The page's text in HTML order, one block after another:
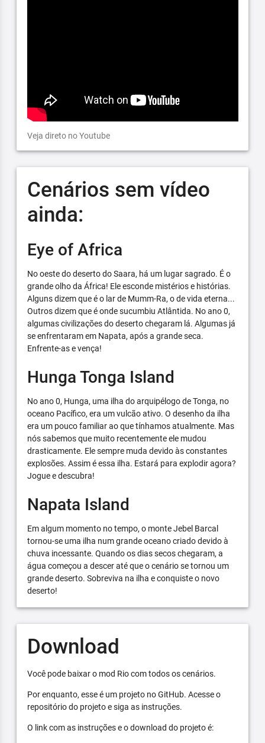
Veja direto no Youtube
Cenários sem vídeo
ainda:
Eye of Africa
No oeste do deserto do Saara, há um lugar sagrado. É o
grande olho da África! Ele esconde mistérios e histórias.
Alguns dizem que é o lar de Mumm-Ra, o de vida eterna...
Outros dizem que é onde sucumbiu Atlântida. No ano 0,
algumas civilizações do deserto chegaram lá. Algumas já
se enfrentaram em Napata, após a grande seca.
Enfrente-as e vença!
Hunga Tonga Island
No ano 0, Hunga, uma ilha do arquipélogo de Tonga, no
oceano Pacífico, era um vulcão ativo. O desenho da ilha
era um pouco familiar ao que tínhamos atualmente. Mas
nós sabemos que muito recentemente ele mudou
drasticamente. Ele sempre muda devido às constantes
explosões. Assim é essa ilha. Estará para explodir agora?
Jogue e descubra!
Napata Island
Em algum momento no tempo, o monte Jebel Barcal
tornou-se uma ilha num grande oceano criado devido à
chuva incessante. Quando os dias secos chegaram, a
água começou a descer até que o cenário se tornou um
grande deserto. Sobreviva na ilha e conquiste o novo
deserto!
Download
Você pode baixar o mod Rio com todos os cenários.
Por enquanto, esse é um projeto no GitHub. Acesse o
repositório do projeto e siga as instruções.
O link com as instruções e o download do projeto é: